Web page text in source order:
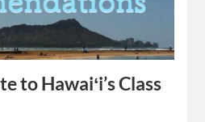
to Hawaiʻi’s Class